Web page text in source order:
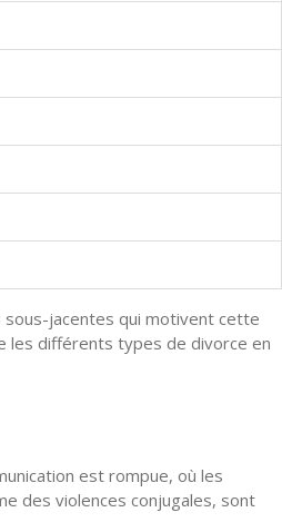
sous-jacentes qui motivent cette
les différents types de divorce en
est rompue, où les
des violences conjugales, sont